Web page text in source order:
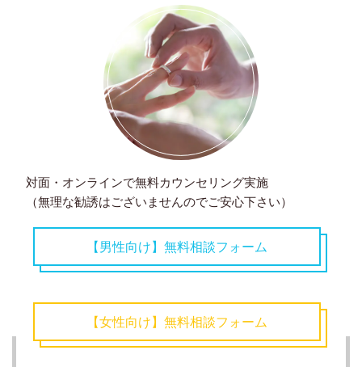
対面・オンラインで無料カウンセリング実施
（無理な勧誘はございませんのでご安心下さい）
【男性向け】無料相談フォーム
【女性向け】無料相談フォーム